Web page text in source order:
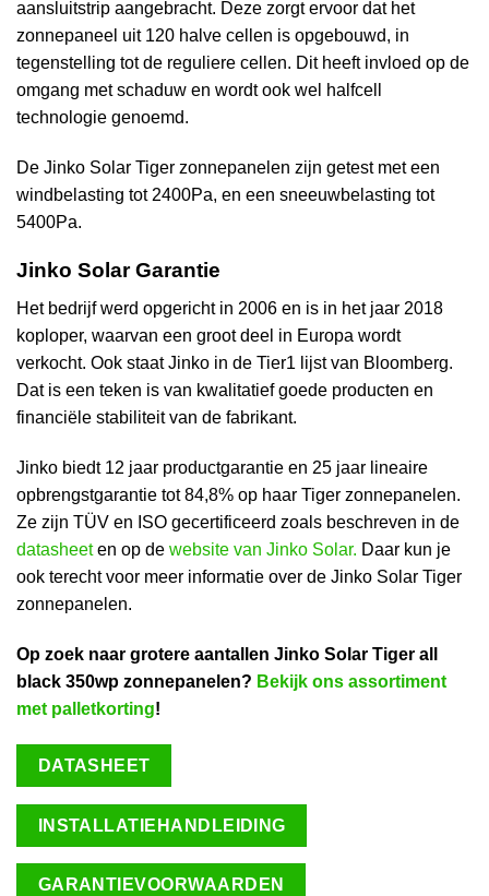
aansluitstrip aangebracht. Deze zorgt ervoor dat het
zonnepaneel uit 120 halve cellen is opgebouwd, in
tegenstelling tot de reguliere cellen. Dit heeft invloed op de
omgang met schaduw en wordt ook wel halfcell
technologie genoemd.
De Jinko Solar Tiger zonnepanelen zijn getest met een
windbelasting tot 2400Pa, en een sneeuwbelasting tot
5400Pa.
Jinko Solar Garantie
Het bedrijf werd opgericht in 2006 en is in het jaar 2018
koploper, waarvan een groot deel in Europa wordt
verkocht. Ook staat Jinko in de Tier1 lijst van Bloomberg.
Dat is een teken is van kwalitatief goede producten en
financiële stabiliteit van de fabrikant.
Jinko biedt 12 jaar productgarantie en 25 jaar lineaire
opbrengstgarantie tot 84,8% op haar Tiger zonnepanelen.
Ze zijn TÜV en ISO gecertificeerd zoals beschreven in de
datasheeten op de website van Jinko Solar. Daar kun je
ook terecht voor meer informatie over de Jinko Solar Tiger
zonnepanelen.
Op zoek naar grotere aantallen Jinko Solar Tiger all
black 350wp zonnepanelen? Bekijk ons assortiment
met palletkorting!
DATASHEET
INSTALLATIEHANDLEIDING
GARANTIEVOORWAARDEN